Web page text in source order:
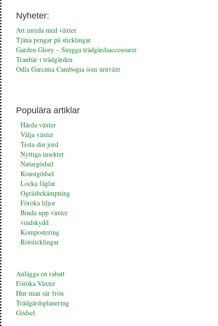
Nyheter:
Att inreda med växter
Tjäna pengar på sticklingar
Garden Glory – Snygga trädgårdsaccesoarer
Tranbär i trädgården
Odla Garcinia Cambogia som urnväxt
Populära artiklar
Härda växter
Välja växter
Testa din jord
Nyttiga insekter
Naturgödsel
Konstgödsel
Locka fåglar
Ogräsbekämpning
Föröka liljor
Binda upp växter
vindskydd
Kompostering
Rotsticklingar
Anlägga en rabatt
Föröka Växter
Hur man sår frön
Trädgårdsplanering
Gödsel